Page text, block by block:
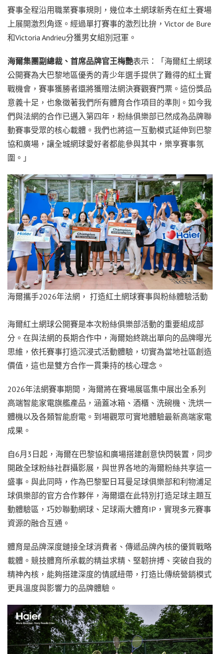
賽事全程沿用職業賽事規則，幾位本土網球新秀在紅土賽場
上展開激烈角逐。經過單打賽事的激烈比拚，Victor de Bure
和Victoria Andrieu分獲男女組別冠軍。
海爾集團副總裁 、 首席品牌官王梅艷表示：「海爾紅土網球
公開賽為大巴黎地區優秀的青少年選手提供了難得的紅土實
戰機會，賽事獲勝者還將獲贈法網決賽觀賽門票。這份獎品
意義十足，也象徵著我們所有體育合作項目的準則。如今我
們與法網的合作已邁入第四年，粉絲俱樂部已然成為品牌聯
動賽事受眾的核心載體。我們也將這一互動模式延伸到巴黎
協和廣場，讓全城網球愛好者都能參與其中，樂享賽事氛
圍。」
海爾攜手2026年法網， 打造紅土網球賽事與粉絲體驗活動
海爾紅土網球公開賽是本次粉絲俱樂部活動的重要組成部
分。在與法網的長期合作中，海爾始終跳出單向的品牌曝光
思維，依托賽事打造沉浸式活動體驗，切實為當地社區創造
價值，這也是雙方合作一貫秉持的核心理念。
2026年法網賽事期間，海爾將在賽場展區集中展出全系列
高端智能家電旗艦產品，涵蓋冰箱、酒櫃、洗碗機、洗烘一
體機以及各類智能廚電。到場觀眾可實地體驗最新高端家電
成果。
自6月3日起，海爾在巴黎協和廣場搭建創意快閃裝置，同步
開啟全球粉絲社群攝影展，與世界各地的海爾粉絲共享這一
盛事。與此同時，作為巴黎聖日耳曼足球俱樂部和利物浦足
球俱樂部的官方合作夥伴，海爾還在此特別打造足球主題互
動體驗區，巧妙聯動網球、足球兩大體育IP，實現多元賽事
資源的融合互通。
體育是品牌深度鏈接全球消費者、傳遞品牌內核的優質戰略
載體。競技體育所承載的精益求精、堅韌拚搏、突破自我的
精神內核，能夠搭建深度的情感紐帶，打造比傳統營銷模式
更具溫度與影響力的品牌體驗。